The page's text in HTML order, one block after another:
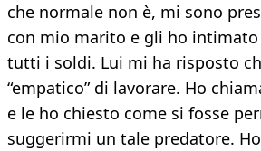
che normale non è, mi sono
con mio marito e gli ho
tutti i soldi. Lui mi ha risposto
“empatico” di lavorare. Ho
e le ho chiesto come si fosse
suggerirmi un tale predatore.